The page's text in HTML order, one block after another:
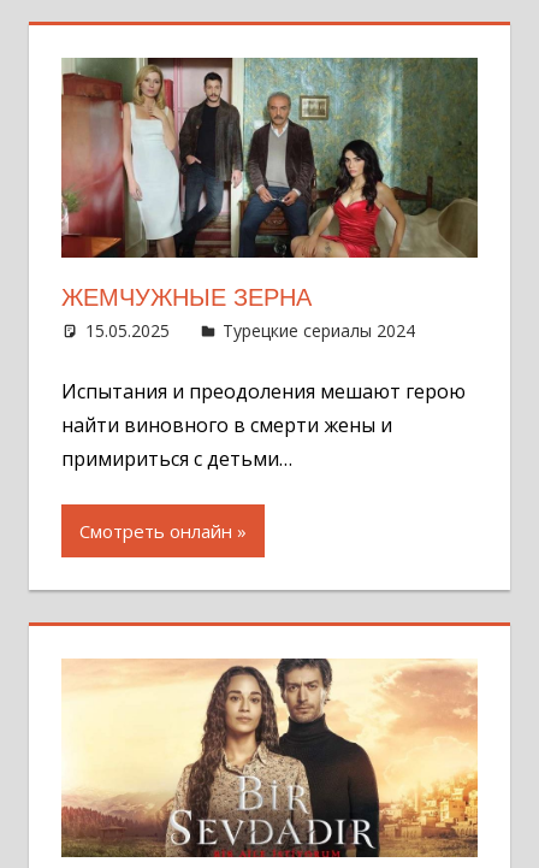
ЖЕМЧУЖНЫЕ ЗЕРНА
15.05.2025 Администратор
Турецкие сериалы 2024
Испытания и преодоления мешают герою
найти виновного в смерти жены и
примириться с детьми…
Смотреть онлайн